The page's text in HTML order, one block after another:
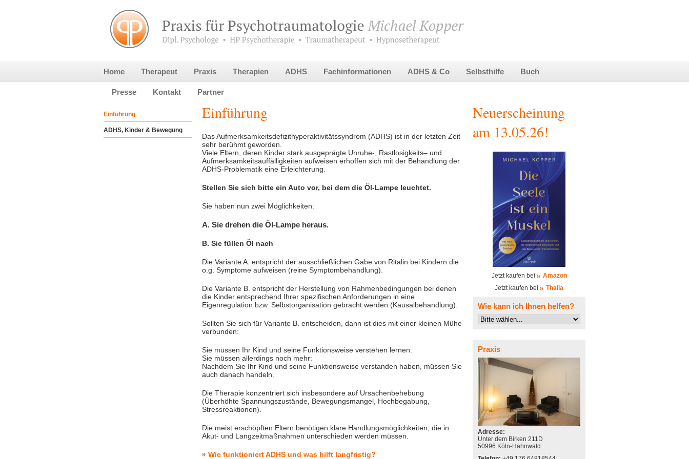
Home Therapeut Praxis Therapien ADHS Fachinformationen ADHS & Co Selbsthilfe Buch
Presse Kontakt Partner
Einführung
ADHS, Kinder & Bewegung
Einführung
Das Aufmerksamkeitsdefizithyperaktivitätssyndrom (ADHS) ist in der letzten Zeit
sehr berühmt geworden.
Viele Eltern, deren Kinder stark ausgeprägte Unruhe-, Rastlosigkeits– und
Aufmerksamkeitsauffälligkeiten aufweisen erhoffen sich mit der Behandlung der
ADHS-Problematik eine Erleichterung.
Stellen Sie sich bitte ein Auto vor, bei dem die Öl-Lampe leuchtet.
Sie haben nun zwei Möglichkeiten:
A. Sie drehen die Öl-Lampe heraus.
B. Sie füllen Öl nach
Die Variante A. entspricht der ausschließlichen Gabe von Ritalin bei Kindern die
o.g. Symptome aufweisen (reine Symptombehandlung).
Die Variante B. entspricht der Herstellung von Rahmenbedingungen bei denen
die Kinder entsprechend Ihrer spezifischen Anforderungen in eine
Eigenregulation bzw. Selbstorganisation gebracht werden (Kausalbehandlung).
Sollten Sie sich für Variante B. entscheiden, dann ist dies mit einer kleinen Mühe
verbunden:
Sie müssen Ihr Kind und seine Funktionsweise verstehen lernen.
Sie müssen allerdings noch mehr:
Nachdem Sie Ihr Kind und seine Funktionsweise verstanden haben, müssen Sie
auch danach handeln.
Die Therapie konzentriert sich insbesondere auf Ursachenbehebung
(Überhöhte Spannungszustände, Bewegungsmangel, Hochbegabung,
Stressreaktionen).
Die meist erschöpften Eltern benötigen klare Handlungsmöglichkeiten, die in
Akut- und Langzeitmaßnahmen unterschieden werden müssen.
Wie funktioniert ADHS und was hilft langfristig?
Neuerscheinung
am 13.05.26!
Jetzt kaufen bei
Amazon
Jetzt kaufen bei
Thalia
Wie kann ich Ihnen helfen?
Praxis
Adresse:
Unter dem Birken 211D
50996 Köln-Hahnwald